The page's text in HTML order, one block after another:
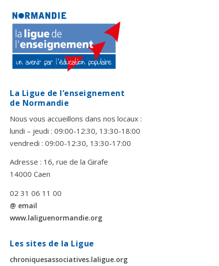
La Ligue de l’enseignement
de Normandie
Nous vous accueillons dans nos locaux :
lundi – jeudi : 09:00-12:30, 13:30-18:00
vendredi : 09:00-12:30, 13:30-17:00
Adresse : 16, rue de la Girafe
14000 Caen
02 31 06 11 00
@ email
www.laliguenormandie.org
Les sites de la Ligue
chroniquesassociatives.laligue.org